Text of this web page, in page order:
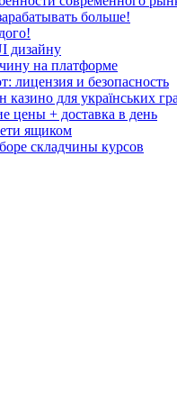
больше!
дизайну
на платформе
лицензия и безопасность
казино для українських
цены + доставка в день
ящиком
складчины курсов